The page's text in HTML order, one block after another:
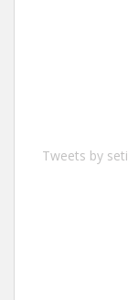
Tweets by